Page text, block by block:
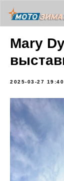
Mary
2025-03-27 19:40